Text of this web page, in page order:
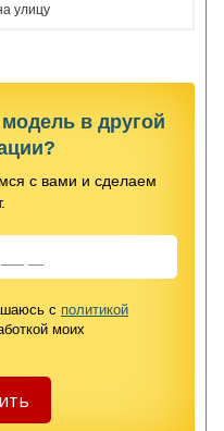
улицу
в другой
с вами и сделаем
с политикой
моих